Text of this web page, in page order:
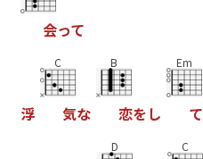
会って
浮
C
気な
B
恋をし
Em
て
D C